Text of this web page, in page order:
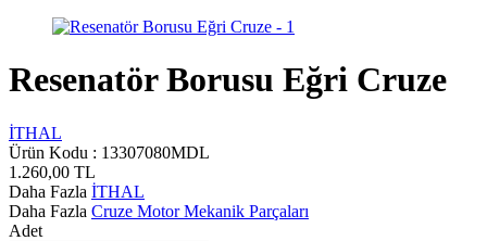
Resenatör Borusu Eğri Cruze
İTHAL
Ürün Kodu : 13307080MDL
1.260,00 TL
Daha Fazla İTHAL
Daha Fazla Cruze Motor Mekanik Parçaları
Adet